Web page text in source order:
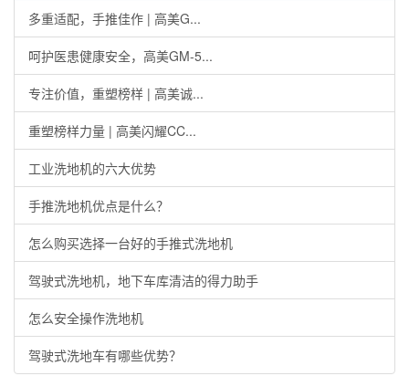
多重适配，手推佳作 | 高美G...
呵护医患健康安全，高美GM-5...
专注价值，重塑榜样 | 高美诚...
重塑榜样力量 | 高美闪耀CC...
工业洗地机的六大优势
手推洗地机优点是什么？
怎么购买选择一台好的手推式洗地机
驾驶式洗地机，地下车库清洁的得力助手
怎么安全操作洗地机
驾驶式洗地车有哪些优势？